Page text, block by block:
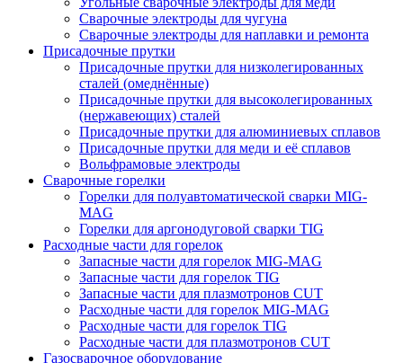
Сварочные электроды для чугуна
Сварочные электроды для наплавки и ремонта
Присадочные прутки
Присадочные прутки для низколегированных
сталей (омеднённые)
Присадочные прутки для высоколегированных
(нержавеющих) сталей
Присадочные прутки для алюминиевых сплавов
Присадочные прутки для меди и её сплавов
Вольфрамовые электроды
Сварочные горелки
Горелки для полуавтоматической сварки MIG-
MAG
Горелки для аргонодуговой сварки TIG
Расходные части для горелок
Запасные части для горелок MIG-MAG
Запасные части для горелок TIG
Запасные части для плазмотронов CUT
Расходные части для горелок MIG-MAG
Расходные части для горелок TIG
Расходные части для плазмотронов CUT
Газосварочное оборудование